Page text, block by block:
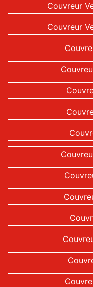
Couvreur
Couvreur